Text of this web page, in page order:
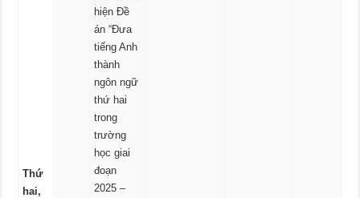
Thứ
hai,
hiện Đề
án “Đưa
tiếng Anh
thành
ngôn ngữ
thứ hai
trong
trường
học giai
đoạn
2025 –